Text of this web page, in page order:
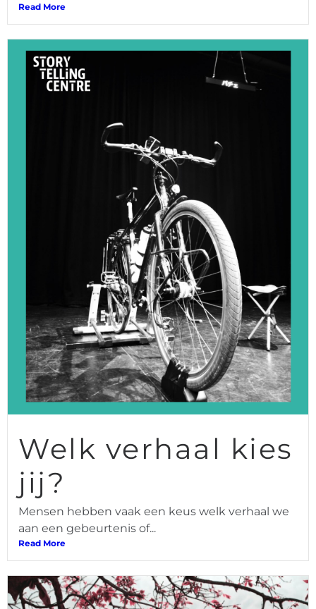
Read More
Welk verhaal kies
jij?
Mensen hebben vaak een keus welk verhaal we
aan een gebeurtenis of...
Read More